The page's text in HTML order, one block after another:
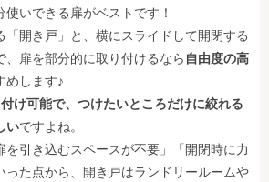
いできる扉がベストです！
「開き戸」と、横にスライドして開閉する
、扉を部分的に取り付けるなら 自由度の高
めします♪
け可能で、つけたいところだけに絞れる
いですよね。
を引き込むスペースが不要」「開閉時に力
った点から、開き戸はランドリールームや